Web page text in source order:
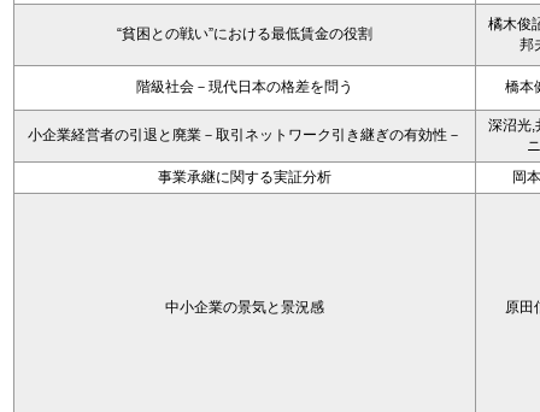
“貧困との戦い”における最低賃金の役割
橘木俊
邦
階級社会－現代日本の格差を問う 橋本
小企業経営者の引退と廃業－取引ネットワーク引き継ぎの有効性－
深沼光,
ニ
事業承継に関する実証分析
岡
中小企業の景気と景況感 原田